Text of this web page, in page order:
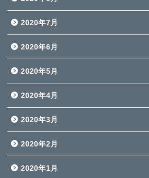
2020年7月
2020年6月
2020年5月
2020年4月
2020年3月
2020年2月
2020年1月